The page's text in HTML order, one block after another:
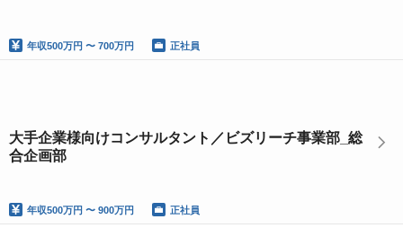
年収500万円 〜 700万円 正社員
大手企業様向けコンサルタント／ビズリーチ事業部_総
合企画部
年収500万円 〜 900万円 正社員